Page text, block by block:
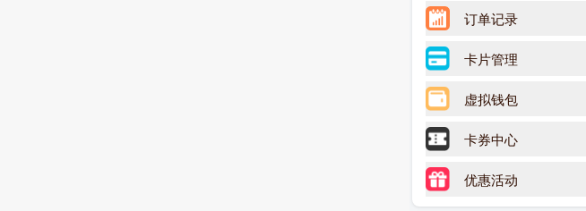
订单记录
卡片管理
虚拟钱包
卡券中心
优惠活动